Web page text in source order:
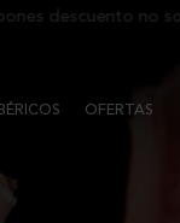
descuento no son
OFERTAS